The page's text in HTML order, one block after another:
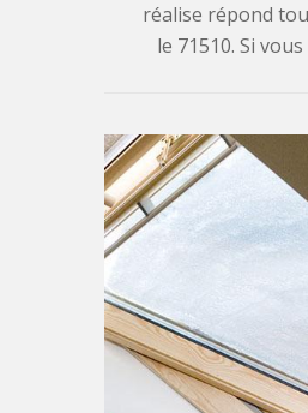
réalise répond
le 71510. Si